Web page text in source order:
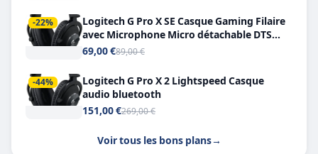
-22%
Logitech G Pro X SE Casque Gaming Filaire
avec Microphone Micro détachable DTS
Headphone X 7.1
69,00 €89,00 €
-44%
Logitech G Pro X 2 Lightspeed Casque
audio bluetooth
151,00 €269,00 €
Voir tous les bons plans→